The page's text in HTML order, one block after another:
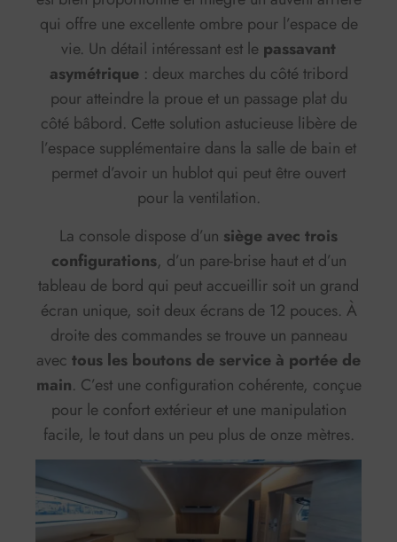
qui offre une excellente ombre pour l’espace de
vie. Un détail intéressant est le passavant
asymétrique: deux marches du côté tribord
pour atteindre la proue et un passage plat du
côté bâbord. Cette solution astucieuse libère de
l’espace supplémentaire dans la salle de bain et
permet d’avoir un hublot qui peut être ouvert
pour la ventilation.
La console dispose d’un siège avec trois
configurations, d’un pare-brise haut et d’un
tableau de bord qui peut accueillir soit un grand
écran unique, soit deux écrans de 12 pouces. À
droite des commandes se trouve un panneau
avec tous les boutons de service à portée de
main. C’est une configuration cohérente, conçue
pour le confort extérieur et une manipulation
facile, le tout dans un peu plus de onze mètres.